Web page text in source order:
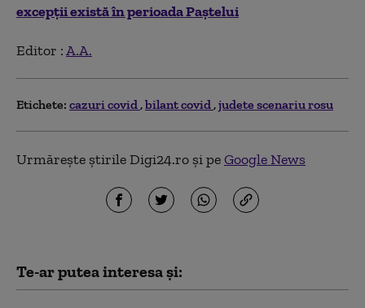
excepții există în perioada Paștelui
Editor :A.A.
Etichete: cazuri covid bilant covid judete scenariu rosu
Urmărește știrile Digi24.ro și peGoogle News
Te-ar putea interesa și: